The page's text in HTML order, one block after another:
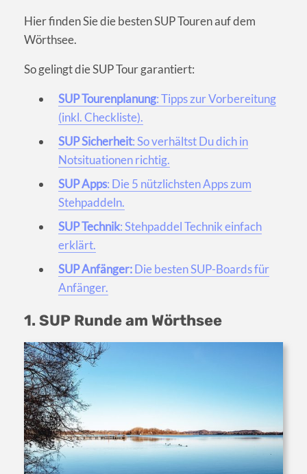
Hier finden Sie die besten SUP Touren auf dem
Wörthsee.
So gelingt die SUP Tour garantiert:
SUP Tourenplanung: Tipps zur Vorbereitung
(inkl. Checkliste).
SUP Sicherheit: So verhältst Du dich in
Notsituationen richtig.
SUP Apps: Die 5 nützlichsten Apps zum
Stehpaddeln.
SUP Technik: Stehpaddel Technik einfach
erklärt.
SUP Anfänger:Die besten SUP-Boards für
Anfänger.
1. SUP Runde am Wörthsee